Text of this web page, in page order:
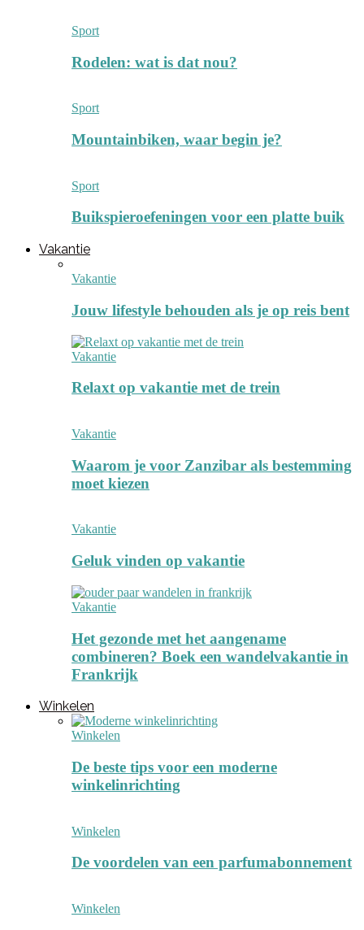
Sport
Rodelen: wat is dat nou?
Sport
Mountainbiken, waar begin je?
Sport
Buikspieroefeningen voor een platte buik
Vakantie
Vakantie
Jouw lifestyle behouden als je op reis bent
Vakantie
Relaxt op vakantie met de trein
Vakantie
Waarom je voor Zanzibar als bestemming
moet kiezen
Vakantie
Geluk vinden op vakantie
Vakantie
Het gezonde met het aangename
combineren? Boek een wandelvakantie in
Frankrijk
Winkelen
Winkelen
De beste tips voor een moderne
winkelinrichting
Winkelen
De voordelen van een parfumabonnement
Winkelen